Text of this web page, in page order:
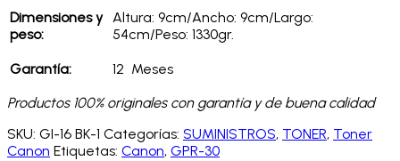
Dimensiones y
peso:
Altura: 9cm/Ancho: 9cm/Largo:
54cm/Peso: 1330gr.
Garantía:
12 Meses
Productos 100% originales con garantía y de buena calidad
SKU: GI-16 BK-1 Categorías: SUMINISTROS, TONER, Toner
Canon Etiquetas: Canon, GPR-30